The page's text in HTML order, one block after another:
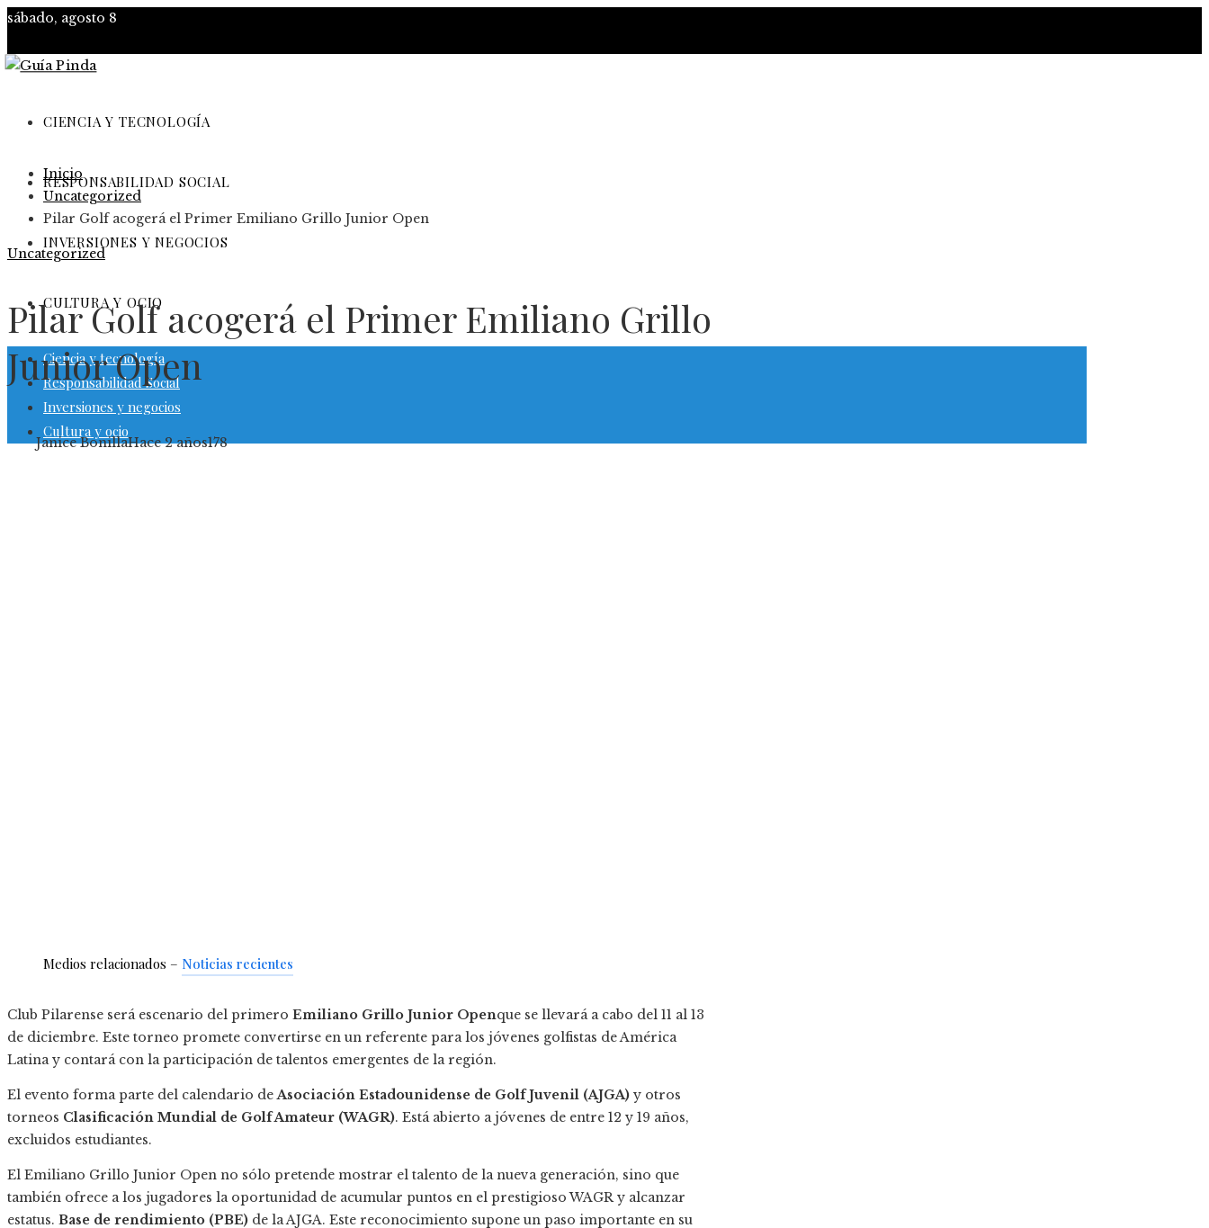
sábado, agosto 8
CIENCIA Y TECNOLOGÍA
RESPONSABILIDAD SOCIAL
INVERSIONES Y NEGOCIOS
CULTURA Y OCIO
Ciencia y tecnología
Responsabilidad Social
Inversiones y negocios
Cultura y ocio
Inicio
Uncategorized
Pilar Golf acogerá el Primer Emiliano Grillo Junior Open
Uncategorized
Pilar Golf acogerá el Primer Emiliano Grillo
Junior Open
Janice BonillaHace 2 años178
Medios relacionados – Noticias recientes
Club Pilarense será escenario del primero Emiliano Grillo Junior Openque se llevará a cabo del 11 al 13
de diciembre. Este torneo promete convertirse en un referente para los jóvenes golfistas de América
Latina y contará con la participación de talentos emergentes de la región.
El evento forma parte del calendario deAsociación Estadounidense de Golf Juvenil (AJGA) y otros
torneos Clasificación Mundial de Golf Amateur (WAGR). Está abierto a jóvenes de entre 12 y 19 años,
excluidos estudiantes.
El Emiliano Grillo Junior Open no sólo pretende mostrar el talento de la nueva generación, sino que
también ofrece a los jugadores la oportunidad de acumular puntos en el prestigioso WAGR y alcanzar
estatus. Base de rendimiento (PBE) de la AJGA. Este reconocimiento supone un paso importante en su